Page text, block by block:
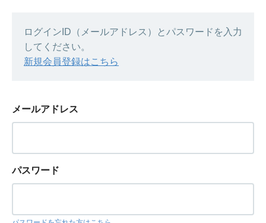
ログインID（メールアドレス）とパスワードを入力
してください。
新規会員登録はこちら
メールアドレス
パスワード